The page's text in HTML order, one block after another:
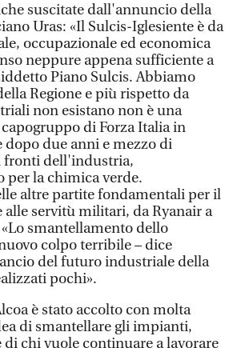
suscitate dall'annuncio della
Uras: «Il Sulcis-Iglesiente è da
occupazionale ed economica
neppure appena sufficiente a
Piano Sulcis. Abbiamo
Regione e più rispetto da
non esistano non è una
di Forza Italia in
dopo due anni e mezzo di
fronti dell'industria,
la chimica verde.
altre partite fondamentali per il
servitù militari, da Ryanair a
smantellamento dello
colpo terribile – dice
del futuro industriale della
pochi».
è stato accolto con molta
di smantellare gli impianti,
chi vuole continuare a lavorare